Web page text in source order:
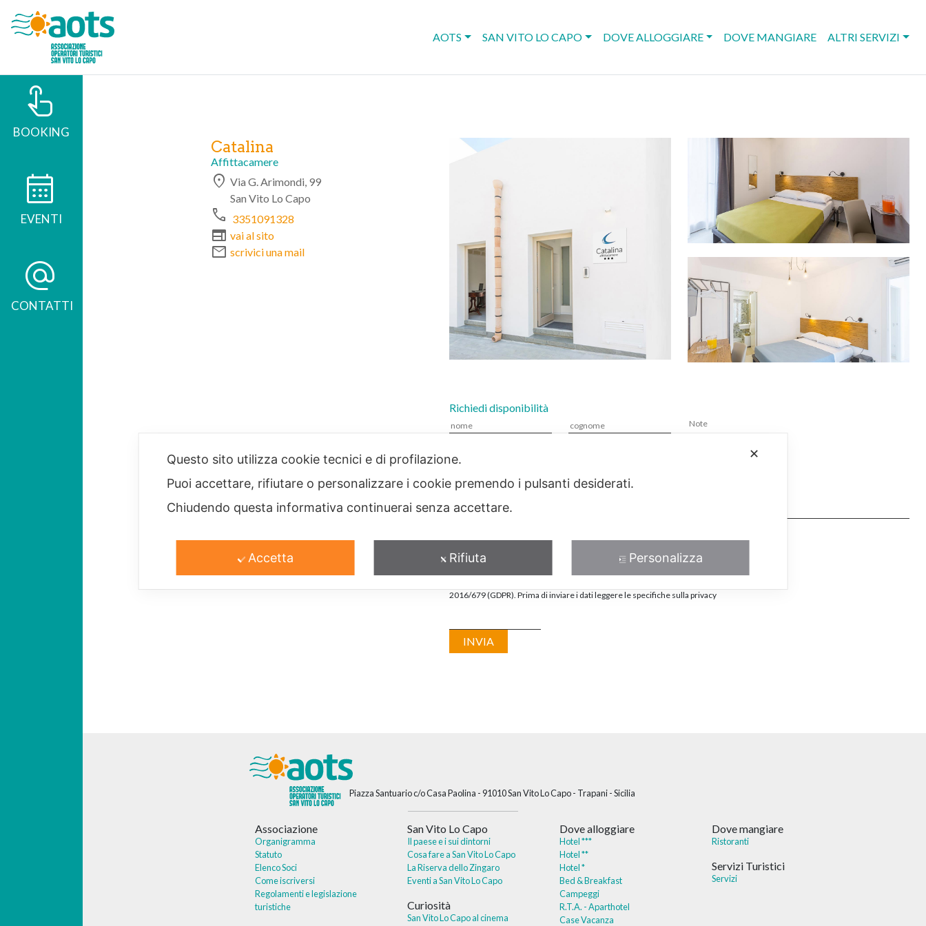
AOTS SAN VITO LO CAPO DOVE ALLOGGIARE DOVE MANGIARE ALTRI SERVIZI
Catalina
Affittacamere
location_on Via G. Arimondi, 99
San Vito Lo Capo
phone 3351091328
web vai al sito
mail scrivici una mail
Richiedi disponibilità
Accetto*
2016/679 (GDPR). Prima di inviare i dati leggere le specifiche sulla privacy
touch_app
BOOKING
calendar_month
EVENTI
alternate_email
CONTATTI
Piazza Santuario c/o Casa Paolina - 91010 San Vito Lo Capo - Trapani - Sicilia
Associazione
Organigramma
Statuto
Elenco Soci
Come iscriversi
Regolamenti e legislazione
turistiche
San Vito Lo Capo
Il paese e i sui dintorni
Cosa fare a San Vito Lo Capo
La Riserva dello Zingaro
Eventi a San Vito Lo Capo
Curiosità
San Vito Lo Capo al cinema
Dove alloggiare
Hotel ***
Hotel **
Hotel *
Bed & Breakfast
Campeggi
R.T.A. - Aparthotel
Case Vacanza
Dove mangiare
Ristoranti
Servizi Turistici
Servizi
✕
Questo sito utilizza cookie tecnici e di profilazione.
Puoi accettare, rifiutare o personalizzare i cookie premendo i pulsanti desiderati.
Chiudendo questa informativa continuerai senza accettare.
Accetta Rifiuta Personalizza